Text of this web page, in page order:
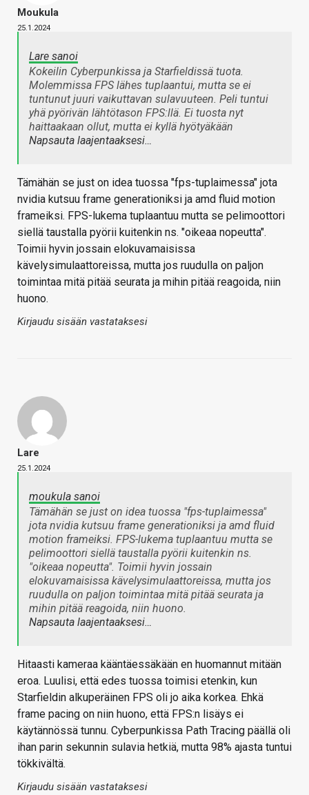
Moukula
25.1.2024
Lare sanoi
Kokeilin Cyberpunkissa ja Starfieldissä tuota.
Molemmissa FPS lähes tuplaantui, mutta se ei
tuntunut juuri vaikuttavan sulavuuteen. Peli tuntui
yhä pyörivän lähtötason FPS:llä. Ei tuosta nyt
haittaakaan ollut, mutta ei kyllä hyötyäkään
Napsauta laajentaaksesi…
Tämähän se just on idea tuossa "fps-tuplaimessa" jota
nvidia kutsuu frame generationiksi ja amd fluid motion
frameiksi. FPS-lukema tuplaantuu mutta se pelimoottori
siellä taustalla pyörii kuitenkin ns. "oikeaa nopeutta".
Toimii hyvin jossain elokuvamaisissa
kävelysimulaattoreissa, mutta jos ruudulla on paljon
toimintaa mitä pitää seurata ja mihin pitää reagoida, niin
huono.
Kirjaudu sisään vastataksesi
Lare
25.1.2024
moukula sanoi
Tämähän se just on idea tuossa "fps-tuplaimessa"
jota nvidia kutsuu frame generationiksi ja amd fluid
motion frameiksi. FPS-lukema tuplaantuu mutta se
pelimoottori siellä taustalla pyörii kuitenkin ns.
"oikeaa nopeutta". Toimii hyvin jossain
elokuvamaisissa kävelysimulaattoreissa, mutta jos
ruudulla on paljon toimintaa mitä pitää seurata ja
mihin pitää reagoida, niin huono.
Napsauta laajentaaksesi…
Hitaasti kameraa kääntäessäkään en huomannut mitään
eroa. Luulisi, että edes tuossa toimisi etenkin, kun
Starfieldin alkuperäinen FPS oli jo aika korkea. Ehkä
frame pacing on niin huono, että FPS:n lisäys ei
käytännössä tunnu. Cyberpunkissa Path Tracing päällä oli
ihan parin sekunnin sulavia hetkiä, mutta 98% ajasta tuntui
tökkivältä.
Kirjaudu sisään vastataksesi